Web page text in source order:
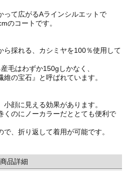
って広がるAラインシルエットで
のコートです。
ら採れる、カシミヤを100％使用して
毛はわずか150gしかなく、
の宝石』と呼ばれています。
顔に見える効果があります。
くのにノーカラーだととても便利で
、折り返して着用が可能です。
商品詳細